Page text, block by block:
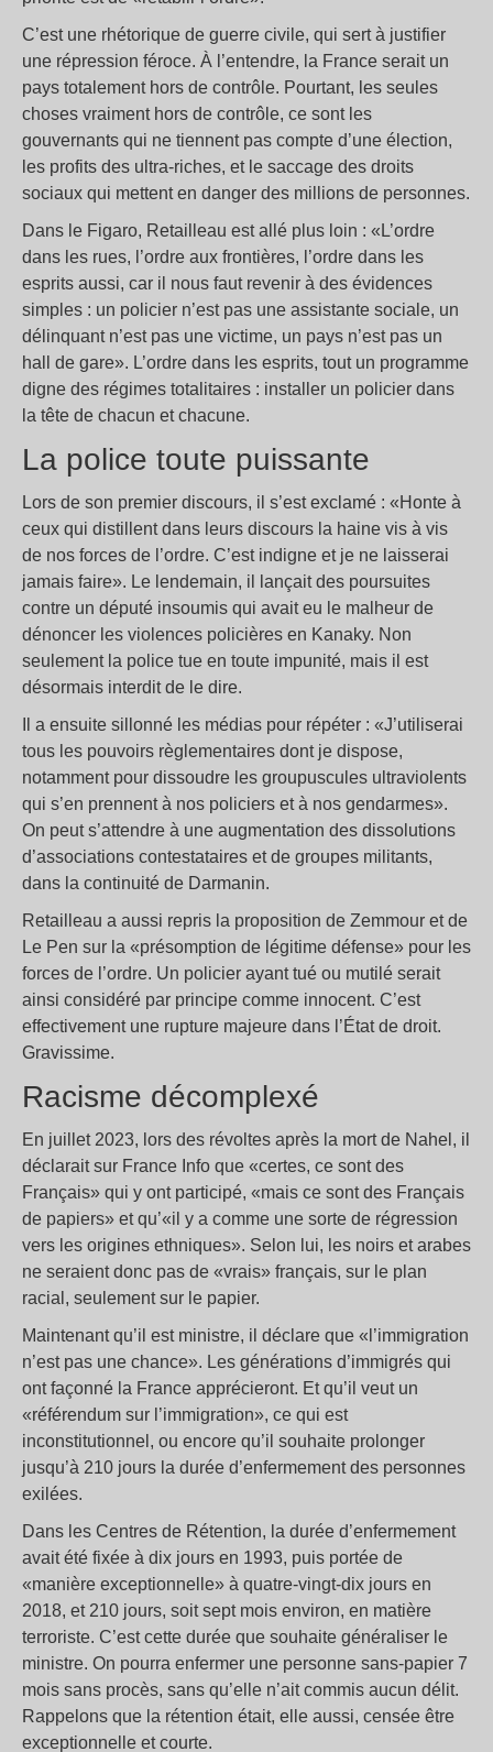
C’est une rhétorique de guerre civile, qui sert à justifier
une répression féroce. À l’entendre, la France serait un
pays totalement hors de contrôle. Pourtant, les seules
choses vraiment hors de contrôle, ce sont les
gouvernants qui ne tiennent pas compte d’une élection,
les profits des ultra-riches, et le saccage des droits
sociaux qui mettent en danger des millions de personnes.
Dans le Figaro, Retailleau est allé plus loin : «L’ordre
dans les rues, l’ordre aux frontières, l’ordre dans les
esprits aussi, car il nous faut revenir à des évidences
simples : un policier n’est pas une assistante sociale, un
délinquant n’est pas une victime, un pays n’est pas un
hall de gare». L’ordre dans les esprits, tout un programme
digne des régimes totalitaires : installer un policier dans
la tête de chacun et chacune.
La police toute puissante
Lors de son premier discours, il s’est exclamé : «Honte à
ceux qui distillent dans leurs discours la haine vis à vis
de nos forces de l’ordre. C’est indigne et je ne laisserai
jamais faire». Le lendemain, il lançait des poursuites
contre un député insoumis qui avait eu le malheur de
dénoncer les violences policières en Kanaky. Non
seulement la police tue en toute impunité, mais il est
désormais interdit de le dire.
Il a ensuite sillonné les médias pour répéter : «J’utiliserai
tous les pouvoirs règlementaires dont je dispose,
notamment pour dissoudre les groupuscules ultraviolents
qui s’en prennent à nos policiers et à nos gendarmes».
On peut s’attendre à une augmentation des dissolutions
d’associations contestataires et de groupes militants,
dans la continuité de Darmanin.
Retailleau a aussi repris la proposition de Zemmour et de
Le Pen sur la «présomption de légitime défense» pour les
forces de l’ordre. Un policier ayant tué ou mutilé serait
ainsi considéré par principe comme innocent. C’est
effectivement une rupture majeure dans l’État de droit.
Gravissime.
Racisme décomplexé
En juillet 2023, lors des révoltes après la mort de Nahel, il
déclarait sur France Info que «certes, ce sont des
Français» qui y ont participé, «mais ce sont des Français
de papiers» et qu’«il y a comme une sorte de régression
vers les origines ethniques». Selon lui, les noirs et arabes
ne seraient donc pas de «vrais» français, sur le plan
racial, seulement sur le papier.
Maintenant qu’il est ministre, il déclare que «l’immigration
n’est pas une chance». Les générations d’immigrés qui
ont façonné la France apprécieront. Et qu’il veut un
«référendum sur l’immigration», ce qui est
inconstitutionnel, ou encore qu’il souhaite prolonger
jusqu’à 210 jours la durée d’enfermement des personnes
exilées.
Dans les Centres de Rétention, la durée d’enfermement
avait été fixée à dix jours en 1993, puis portée de
«manière exceptionnelle» à quatre-vingt-dix jours en
2018, et 210 jours, soit sept mois environ, en matière
terroriste. C’est cette durée que souhaite généraliser le
ministre. On pourra enfermer une personne sans-papier 7
mois sans procès, sans qu’elle n’ait commis aucun délit.
Rappelons que la rétention était, elle aussi, censée être
exceptionnelle et courte.